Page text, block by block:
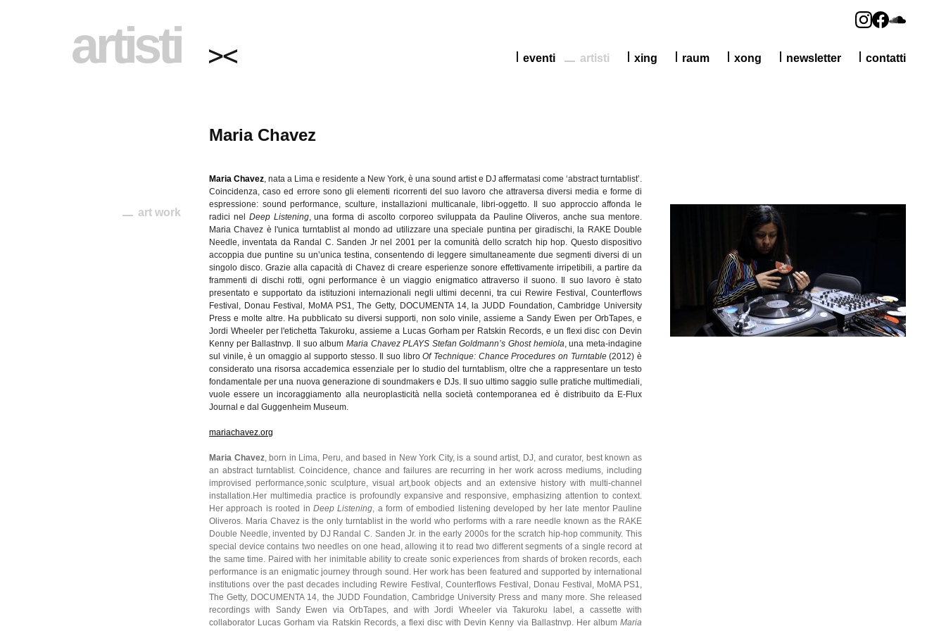
artisti contatti
newsletter
xong
raum
xing
artisti
eventi
art work
Maria Chavez
Maria Chavez, nata a Lima e residente a New York, è una sound artist e DJ affermatasi come ‘abstract turntablist’.
Coincidenza, caso ed errore sono gli elementi ricorrenti del suo lavoro che attraversa diversi media e forme di
espressione: sound performance, sculture, installazioni multicanale, libri-oggetto. Il suo approccio affonda le
radici nel Deep Listening, una forma di ascolto corporeo sviluppata da Pauline Oliveros, anche sua mentore.
Maria Chavez è l'unica turntablist al mondo ad utilizzare una speciale puntina per giradischi, la RAKE Double
Needle, inventata da Randal C. Sanden Jr nel 2001 per la comunità dello scratch hip hop. Questo dispositivo
accoppia due puntine su un’unica testina, consentendo di leggere simultaneamente due segmenti diversi di un
singolo disco. Grazie alla capacità di Chavez di creare esperienze sonore effettivamente irripetibili, a partire da
frammenti di dischi rotti, ogni performance è un viaggio enigmatico attraverso il suono. Il suo lavoro è stato
presentato e supportato da istituzioni internazionali negli ultimi decenni, tra cui Rewire Festival, Counterflows
Festival, Donau Festival, MoMA PS1, The Getty, DOCUMENTA 14, la JUDD Foundation, Cambridge University
Press e molte altre. Ha pubblicato su diversi supporti, non solo vinile, assieme a Sandy Ewen per OrbTapes, e
Jordi Wheeler per l'etichetta Takuroku, assieme a Lucas Gorham per Ratskin Records, e un flexi disc con Devin
Kenny per Ballastnvp. Il suo album Maria Chavez PLAYS Stefan Goldmann’s Ghost hemiola, una meta-indagine
sul vinile, è un omaggio al supporto stesso. Il suo libroOf Technique: Chance Procedures on Turntable(2012) è
considerato una risorsa accademica essenziale per lo studio del turntablism, oltre che a rappresentare un testo
fondamentale per una nuova generazione di soundmakers e DJs. Il suo ultimo saggio sulle pratiche multimediali,
vuole essere un incoraggiamento alla neuroplasticità nella società contemporanea ed è distribuito da E-Flux
Journal e dal Guggenheim Museum.
mariachavez.org
Maria Chavez, born in Lima, Peru, and based in New York City, is a sound artist, DJ, and curator, best known as
an abstract turntablist. Coincidence, chance and failures are recurring in her work across mediums, including
improvised performance,sonic sculpture, visual art,book objects and an extensive history with multi-channel
installation.Her multimedia practice is profoundly expansive and responsive, emphasizing attention to context.
Her approach is rooted inDeep Listening, a form of embodied listening developed by her late mentor Pauline
Oliveros. Maria Chavez is the only turntablist in the world who performs with a rare needle known as the RAKE
Double Needle, invented by DJ Randal C. Sanden Jr. in the early 2000s for the scratch hip-hop community. This
special device contains two needles on one head, allowing it to read two different segments of a single record at
the same time. Paired with her inimitable ability to create sonic experiences from shards of broken records, each
performance is an enigmatic journey through sound. Her work has been featured and supported by international
institutions over the past decades including Rewire Festival, Counterflows Festival, Donau Festival, MoMA PS1,
The Getty, DOCUMENTA 14, the JUDD Foundation, Cambridge University Press and many more. She released
recordings with Sandy Ewen via OrbTapes, and with Jordi Wheeler via Takuroku label, a cassette with
collaborator Lucas Gorham via Ratskin Records, a flexi disc with Devin Kenny via Ballastnvp. Her album Maria